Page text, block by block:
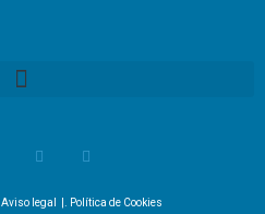
Aviso legal |. Política de Cookies